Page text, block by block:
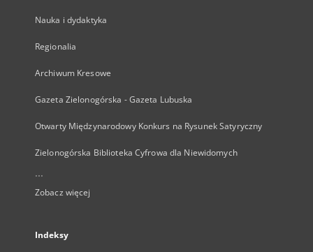
Nauka i dydaktyka
Regionalia
Archiwum Kresowe
Gazeta Zielonogórska - Gazeta Lubuska
Otwarty Międzynarodowy Konkurs na Rysunek Satyryczny
Zielonogórska Biblioteka Cyfrowa dla Niewidomych
...
Zobacz więcej
Indeksy